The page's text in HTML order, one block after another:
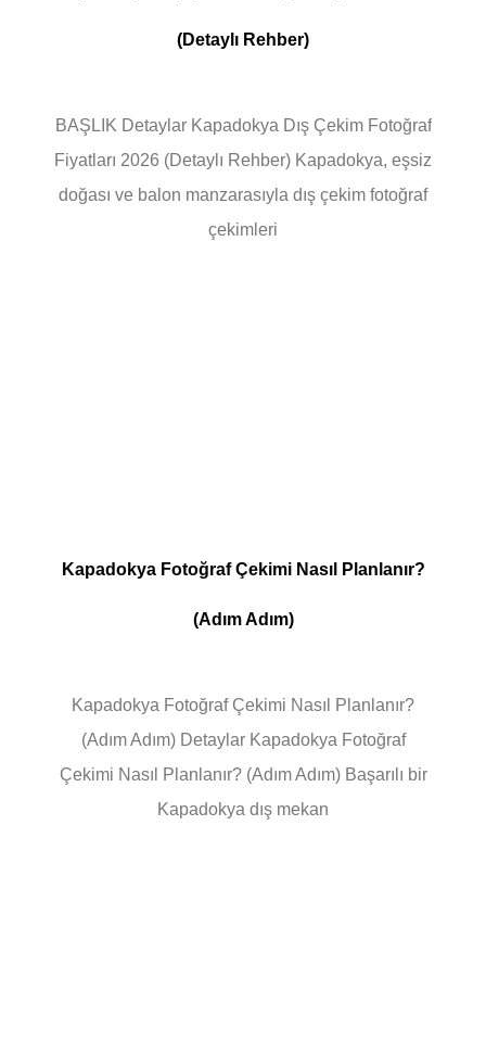
(Detaylı Rehber)
BAŞLIK Detaylar Kapadokya Dış Çekim Fotoğraf
Fiyatları 2026 (Detaylı Rehber) Kapadokya, eşsiz
doğası ve balon manzarasıyla dış çekim fotoğraf
çekimleri
Kapadokya Fotoğraf Çekimi Nasıl Planlanır?
(Adım Adım)
Kapadokya Fotoğraf Çekimi Nasıl Planlanır?
(Adım Adım) Detaylar Kapadokya Fotoğraf
Çekimi Nasıl Planlanır? (Adım Adım) Başarılı bir
Kapadokya dış mekan